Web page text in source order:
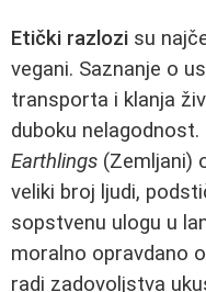
Etički razlozi su
vegani. Saznanje o
transporta i klanja
duboku
Earthlings (Zemljani)
veliki broj ljudi,
sopstvenu ulogu u
moralno opravdano
radi zadovoljstva